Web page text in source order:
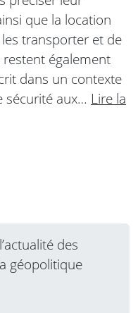
que la location
transporter et de
également
dans un contexte
sécurité aux… Lire la
des
géopolitique